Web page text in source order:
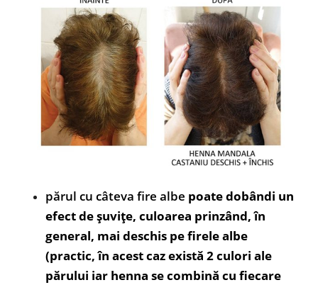
părul cu câteva fire albe poate dobândi un
efect de șuvițe, culoarea prinzând, în
general, mai deschis pe firele albe
(practic, în acest caz există 2 culori ale
părului iar henna se combină cu fiecare